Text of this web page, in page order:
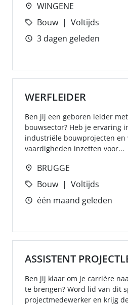
WINGENE
Bouw
Voltijds
3 dagen geleden
WERFLEIDER
Ben jij een geboren leider
bouwsector? Heb je ervaring
industriële bouwprojecten en
vaardigheden inzetten voor...
BRUGGE
Bouw
Voltijds
één maand geleden
ASSISTENT
Ben jij klaar om je carrière
te brengen? Word lid van dit
projectmedewerker en krijg